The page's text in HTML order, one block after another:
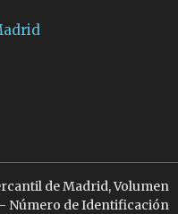
de Madrid, Volumen
- Número de Identificación